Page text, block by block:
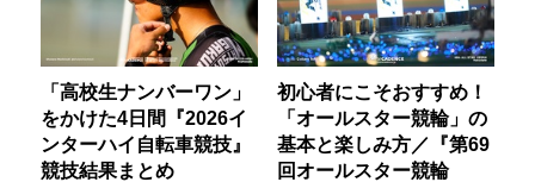
「高校生ナンバーワン」
をかけた4日間『2026イ
ンターハイ自転車競技』
競技結果まとめ
初心者にこそおすすめ！
「オールスター競輪」の
基本と楽しみ方／『第69
回オールスター競輪